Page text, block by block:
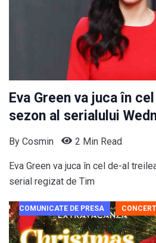
Eva Green va juca în
sezon al serialului
By Cosmin 2 Min Read
Eva Green va juca în cel de-al
serial regizat de Tim
COMUNICATE DE PRESA